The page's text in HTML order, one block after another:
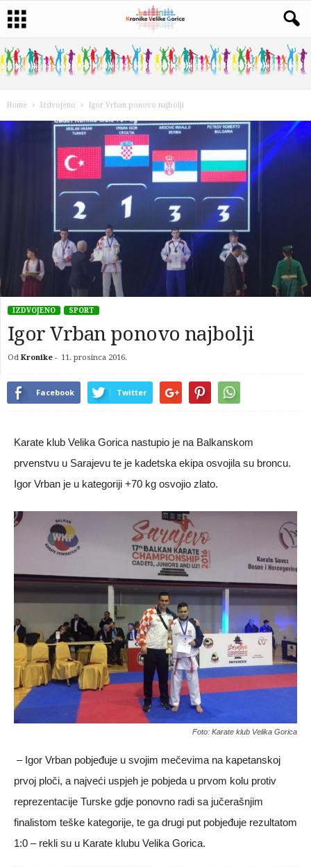
Home Izdvojeno Igor Vrban ponovo najbolji
IZDVOJENO SPORT
Igor Vrban ponovo najbolji
Od Kronike - 11. prosinca 2016.
Facebook Twitter
Karate klub Velika Gorica nastupio je na Balkanskom
prvenstvu u Sarajevu te je kadetska ekipa osvojila su broncu.
Igor Vrban je u kategoriji +70 kg osvojio zlato.
Foto: Karate klub Velika Gorica
– Igor Vrban pobjeđuje u svojim mečevima na kapetanskoj
prvoj ploči, a najveći uspjeh je pobjeda u prvom kolu protiv
reprezentacije Turske gdje ponovno radi sa jučerašnjim
finalistom teške kategorije, te ga drugi put pobjeđuje rezultatom
1:0 – rekli su u Karate klubu Velika Gorica.